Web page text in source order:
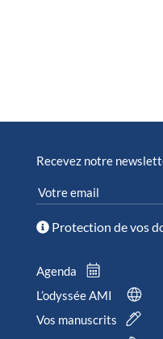
Recevez notre
Protection de vos
Agenda
L’odyssée AMI
Vos manuscrits